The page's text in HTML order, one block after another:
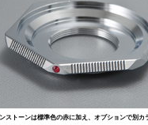
ストーンは標準色の赤に加え、オプションで別カ